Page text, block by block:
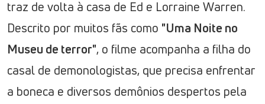
traz de volta à casa de Ed e Lorraine Warren.
Descrito por muitos fãs como "Uma Noite no
Museu de terror", o filme acompanha a filha do
casal de demonologistas, que precisa enfrentar
a boneca e diversos demônios despertos pela